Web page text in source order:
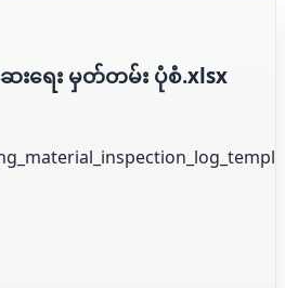
းရေး မှတ်တမ်း ပုံစံ.xlsx